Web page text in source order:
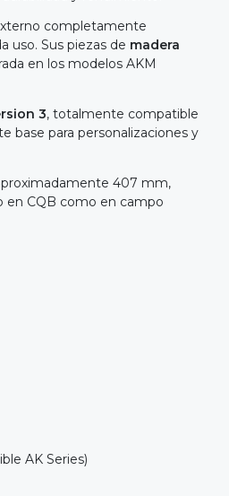
completamente
uso. Sus piezas de madera
en los modelos AKM
3, totalmente compatible
base para personalizaciones y
407 mm,
en CQB como en campo
AK Series)